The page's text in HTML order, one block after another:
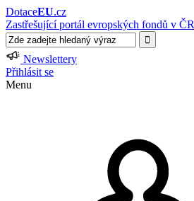
DotaceEU.cz
Zastřešující portál evropských fondů v ČR
Newslettery
Přihlásit se
Menu